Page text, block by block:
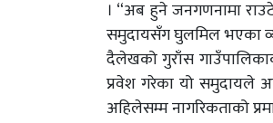
। “अब हुने जनगणनामा
समुदायसँग घुलमिल भएका
दैलेखको गुराँस
प्रवेश गरेका यो समुदायले
अहिलेसम्म नागरिकताको